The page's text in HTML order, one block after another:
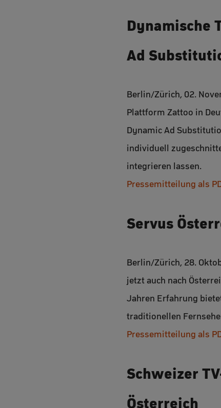
Dynamische
Ad
Berlin/Zürich, 02.
Plattform Zattoo in
Dynamic Ad
individuell
integrieren lassen.
Pressemitteilung als
Servus
Berlin/Zürich, 28.
jetzt auch nach
Jahren Erfahrung
traditionellen
Pressemitteilung als
Schweizer
Österreich